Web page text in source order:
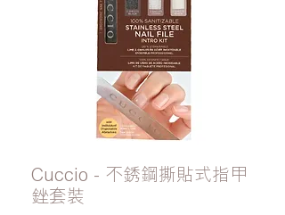
Cuccio - 不銹鋼撕貼式指甲
銼套裝